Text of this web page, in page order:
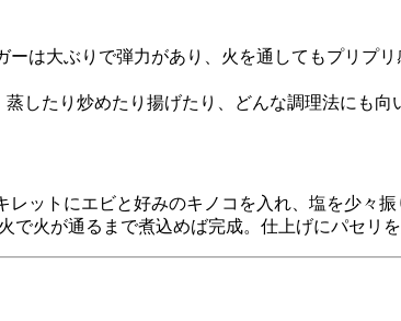
は大ぶりで弾力があり、火を通してもプリプ
したり炒めたり揚げたり、どんな調理法にも
ットにエビと好みのキノコを入れ、塩を少々
火が通るまで煮込めば完成。仕上げにパセリを